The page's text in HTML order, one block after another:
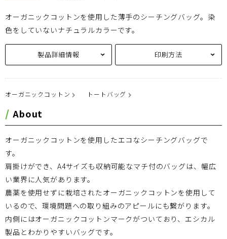
オーガニックコットンを使用した薄手のシーチングバッグ。染
色をしていないナチュラルカラーです。
製品詳細情報 印刷方法
オーガニックコットン トートバッグ
About
オーガニックコットンを使用したエコなシーチングバッグで
す。
肩掛けができ、A4サイズも収納可能なマチ付のバッグは、幅広
い業界に人気があります。
農薬を使用せずに栽培されたオーガニックコットンを使用して
いるので、環境問題への取り組みのアピールにも繋がります。
内側にはオーガニックコットンマークがついており、エシカル
製品とわかりやすいバッグです。